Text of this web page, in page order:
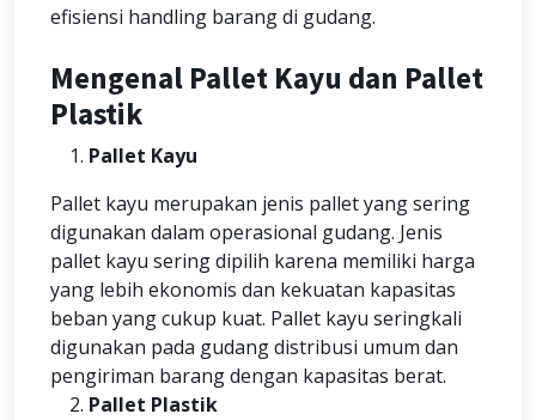
efisiensi handling barang di gudang.
Mengenal Pallet Kayu dan Pallet
Plastik
Pallet Kayu
Pallet kayu merupakan jenis pallet yang sering
digunakan dalam operasional gudang. Jenis
pallet kayu sering dipilih karena memiliki harga
yang lebih ekonomis dan kekuatan kapasitas
beban yang cukup kuat. Pallet kayu seringkali
digunakan pada gudang distribusi umum dan
pengiriman barang dengan kapasitas berat.
Pallet Plastik